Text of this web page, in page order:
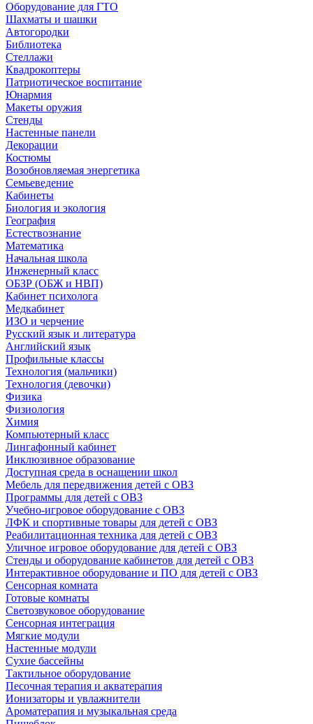
Оборудование для ГТО
Шахматы и шашки
Автогородки
Библиотека
Стеллажи
Квадрокоптеры
Патриотическое воспитание
Юнармия
Макеты оружия
Стенды
Настенные панели
Декорации
Костюмы
Возобновляемая энергетика
Семьеведение
Кабинеты
Биология и экология
География
Естествознание
Математика
Начальная школа
Инженерный класс
ОБЗР (ОБЖ и НВП)
Кабинет психолога
Медкабинет
ИЗО и черчение
Русский язык и литература
Английский язык
Профильные классы
Технология (мальчики)
Технология (девочки)
Физика
Физиология
Химия
Компьютерный класс
Лингафонный кабинет
Инклюзивное образование
Доступная среда в оснащении школ
Мебель для передвижения детей с ОВЗ
Программы для детей с ОВЗ
Учебно-игровое оборудование с ОВЗ
ЛФК и спортивные товары для детей с ОВЗ
Реабилитационная техника для детей с ОВЗ
Уличное игровое оборудование для детей с ОВЗ
Стенды и оборудование кабинетов для детей с ОВЗ
Интерактивное оборудование и ПО для детей с ОВЗ
Сенсорная комната
Готовые комнаты
Светозвуковое оборудование
Сенсорная интеграция
Мягкие модули
Настенные модули
Сухие бассейны
Тактильное оборудование
Песочная терапия и акватерапия
Ионизаторы и увлажнители
Ароматерапия и музыкальная среда